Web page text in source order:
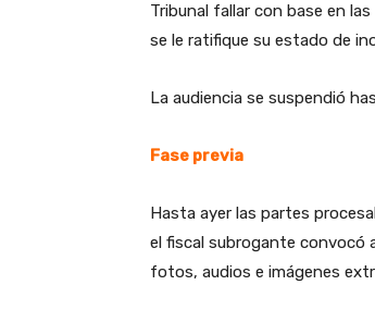
Tribunal fallar con base en
se le ratifique su estado de
La audiencia se suspendió
Fase previa
Hasta ayer las partes
el fiscal subrogante convocó
fotos, audios e imágenes